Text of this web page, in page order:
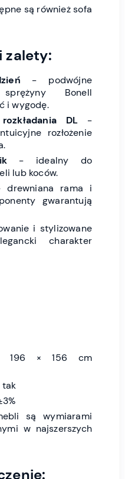
są również sofa
zalety:
- podwójne
Bonell
i wygodę.
DL -
rozłożenie
- idealny do
lub koców.
drewniana rama i
gwarantują
i stylizowane
charakter
196 × 156 cm
są wymiarami
w najszerszych